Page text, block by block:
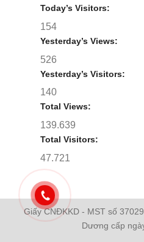
Today’s Visitors:
154
Yesterday’s Views:
526
Yesterday’s Visitors:
140
Total Views:
139.639
Total Visitors:
47.721
Giấy CNĐKKD - MST số
Dương cấp